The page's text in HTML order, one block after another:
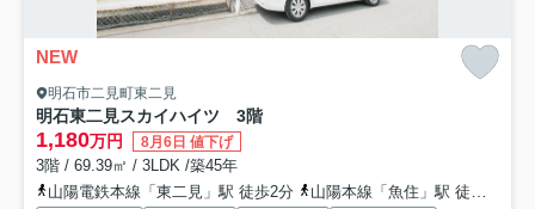
NEW
明石市二見町東二見
明石東二見スカイハイツ 3階
1,180万円 8月6日 値下げ
3階 / 69.39㎡ / 3LDK /築45年
山陽電鉄本線「東二見」駅 徒歩2分
山陽本線「魚住」駅 徒歩28分